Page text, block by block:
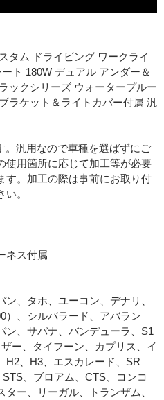
タム ドライビング ワークライ
ト 180W デュアル アンダー＆
ックシリーズ ウォータープルー
ラケット＆ライトカバー付属 汎
。汎用なので車種を選ばずにご
使用箇所に応じて加工等が必要
す。加工の際は事前にお取り付
。
ネス付属
、タホ、ユーコン、デナリ、
）、シルバラード、アバラン
ン、サバナ、バンデューラ、S1
ー、タイフーン、カプリス、イ
H2、H3、エスカレード、SR
、ブロアム、CTS、コンコ
ー、リーガル、トランザム、